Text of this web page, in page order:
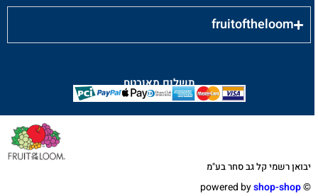
תשלום מאובטח
fruitoftheloom
©️ powered by
shop-shop
יבואן רשמי קל גב סחר בע"מ